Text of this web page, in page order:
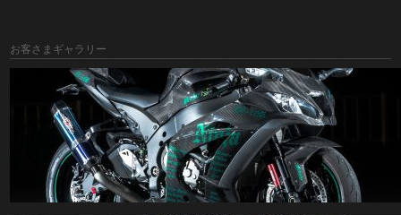
お客さまギャラリー